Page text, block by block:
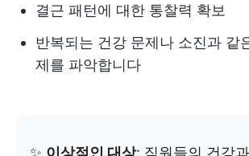
결근 패턴에 대한 통찰력 확보
반복되는 건강 문제나 소진과 같
제를 파악합니다
✨ 이상적인 대상: 직원들의 건강